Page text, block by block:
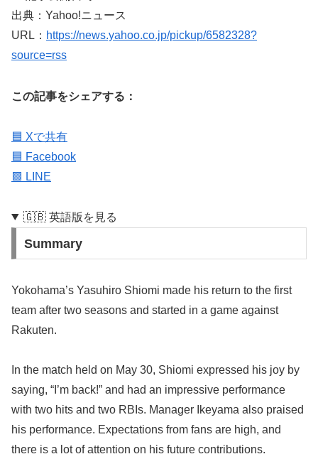
出典：Yahoo!ニュース
URL： https://news.yahoo.co.jp/pickup/6582328?
source=rss
この記事をシェアする：
🟦 Xで共有
🟦 Facebook
🟩 LINE
🇬🇧 英語版を見る
Summary
Yokohama’s Yasuhiro Shiomi made his return to the first
team after two seasons and started in a game against
Rakuten.
In the match held on May 30, Shiomi expressed his joy by
saying, “I’m back!” and had an impressive performance
with two hits and two RBIs. Manager Ikeyama also praised
his performance. Expectations from fans are high, and
there is a lot of attention on his future contributions.